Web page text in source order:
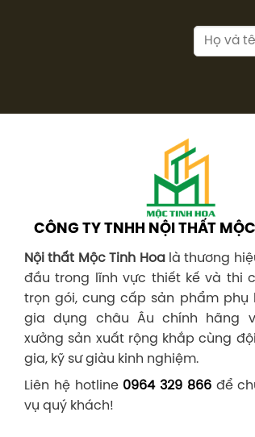
CÔNG TY TNHH NỘI THẤT
Nội thất Mộc Tinh Hoalà thương
đầu trong lĩnh vực thiết kế và thi
trọn gói, cung cấp sản phẩm phụ
gia dụng châu Âu chính hãng
xưởng sản xuất rộng khắp cùng
gia, kỹ sư giàu kinh nghiệm.
Liên hệ hotline 0964 329 866để
vụ quý khách!